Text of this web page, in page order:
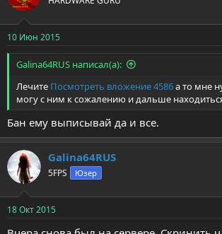
10 Июн 2015
Galina64RUS написал(а):
Лечите Посмотреть вложение 4586а то мне
могу с ним к сожалению и дальше
Бан ему выписывай да и все.
Galina64RUS
5FPS Юзер
18 Окт 2015